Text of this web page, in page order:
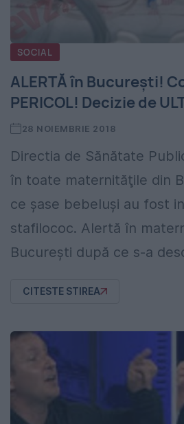
SOCIAL
ALERTĂ în București!
PERICOL! Decizie de
28 NOIEMBRIE 2018
Directia de Sănătate
în toate maternităţile din
ce şase bebeluşi au fost
stafilococ. Alertă în
București după ce s-a
CITESTE STIREA